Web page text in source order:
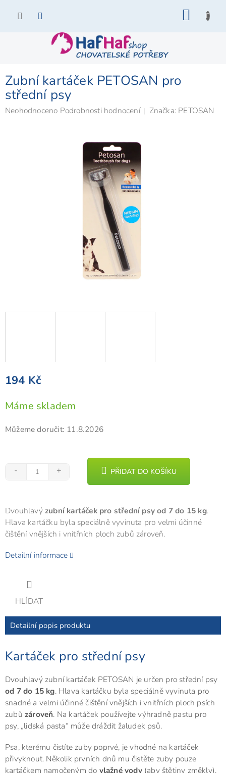
Zubní kartáček PETOSAN pro
střední psy
Průměrné
Neohodnoceno Podrobnosti hodnocení Značka: PETOSAN
194 Kč
Měrná
cena:
Máme skladem
Můžeme doručit: 11.8.2026
PŘIDAT DO KOŠÍKU
Dvouhlavýzubní kartáček pro střední psy od 7 do 15 kg.
Hlava kartáčku byla speciálně vyvinuta pro velmi účinné
čištění vnějších i vnitřních ploch zubů zároveň.
Detailní informace
HLÍDAT
Detailní popis produktu
Kartáček pro střední psy
Dvouhlavý zubní kartáček PETOSAN je určen pro střední psy
od 7 do 15 kg. Hlava kartáčku byla speciálně vyvinuta pro
snadné a velmi účinné čištění vnějších i vnitřních ploch psích
zubů zároveň. Na kartáček používejte výhradně pastu pro
psy, „lidská pasta“ může dráždit žaludek psů.
Psa, kterému čistíte zuby poprvé, je vhodné na kartáček
přivyknout. Několik prvních dnů mu čistěte zuby pouze
kartáčkem namočeným do vlažné vody(aby štětiny změkly).